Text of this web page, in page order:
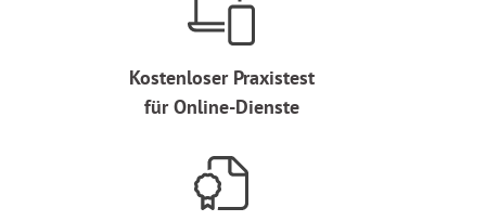
Kostenloser Praxistest
für Online-Dienste